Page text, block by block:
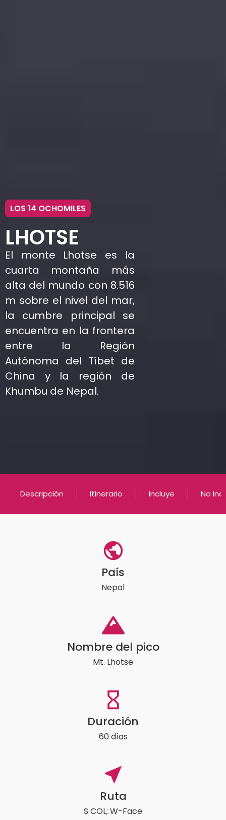
LOS 14 OCHOMILES
LHOTSE
El monte Lhotse es la
cuarta montaña más
alta del mundo con 8.516
m sobre el nivel del mar,
la cumbre principal se
encuentra en la frontera
entre la Región
Autónoma del Tíbet de
China y la región de
Khumbu de Nepal.
Descripción Itinerario Incluye No
País
Nepal
Nombre del pico
Mt. Lhotse
Duración
60 días
Ruta
S COL; W-Face